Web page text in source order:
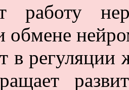
работу
обмене
в